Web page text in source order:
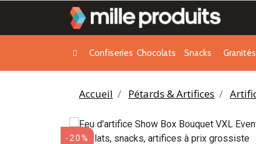
Confiseries Chocolats Snacks Granités
Accueil Pétards & Artifices
-20%